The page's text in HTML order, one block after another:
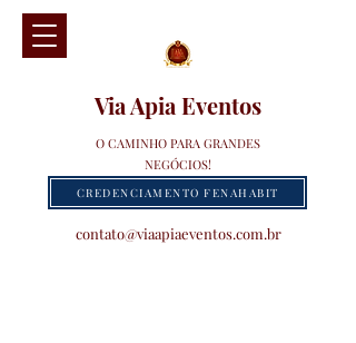
Via Apia Eventos
O CAMINHO PARA GRANDES
NEGÓCIOS!
contato@viaapiaeventos.com.br
CREDENCIAMENTO FENAHABIT